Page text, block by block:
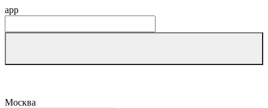
app
Москва